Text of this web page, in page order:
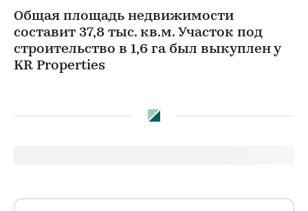
Общая площадь недвижимости
составит 37,8 тыс. кв.м. Участок под
строительство в 1,6 га был выкуплен у
KR Properties